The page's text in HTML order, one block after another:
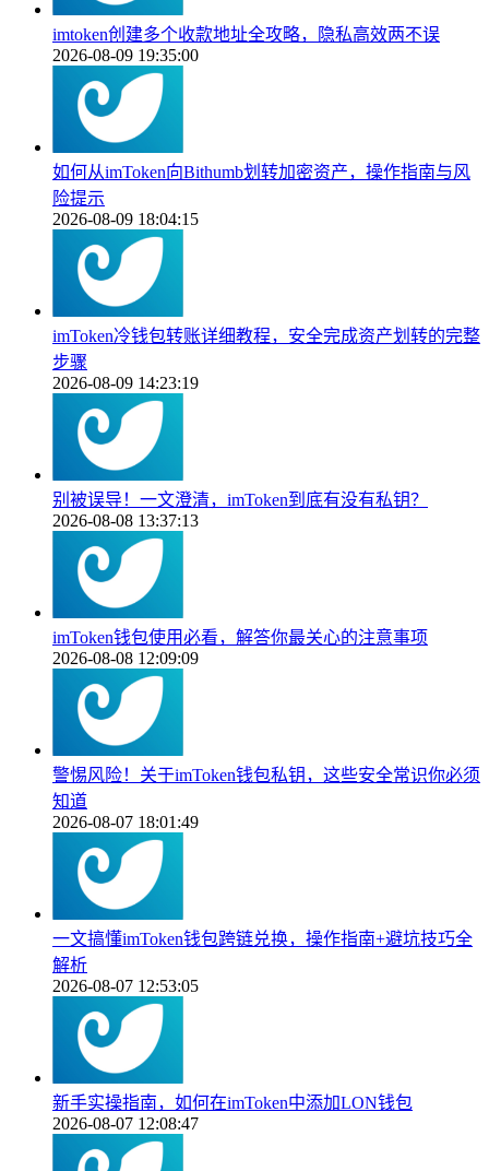
imtoken创建多个收款地址全攻略，隐私高效两不误
2026-08-09 19:35:00
如何从imToken向Bithumb划转加密资产，操作指南与风
险提示
2026-08-09 18:04:15
imToken冷钱包转账详细教程，安全完成资产划转的完整
步骤
2026-08-09 14:23:19
别被误导！一文澄清，imToken到底有没有私钥？
2026-08-08 13:37:13
imToken钱包使用必看，解答你最关心的注意事项
2026-08-08 12:09:09
警惕风险！关于imToken钱包私钥，这些安全常识你必须
知道
2026-08-07 18:01:49
一文搞懂imToken钱包跨链兑换，操作指南+避坑技巧全
解析
2026-08-07 12:53:05
新手实操指南，如何在imToken中添加LON钱包
2026-08-07 12:08:47